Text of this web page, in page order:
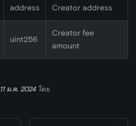
address Creator address
uint256
Creator fee
amount
11 ม.ค. 2024โดย